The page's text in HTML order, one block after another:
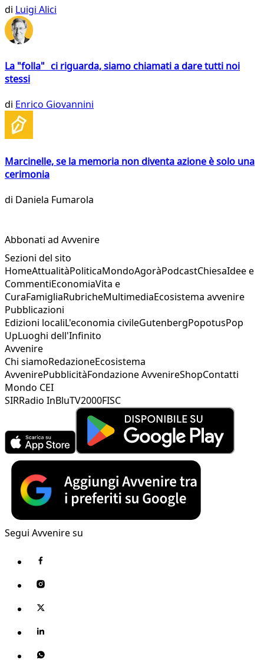
di Luigi Alici
La "folla" ci riguarda, siamo chiamati a dare tutti noi
stessi
di Enrico Giovannini
Marcinelle, se la memoria non diventa azione è solo una
cerimonia
di Daniela Fumarola
Abbonati ad Avvenire
Sezioni del sito
HomeAttualitàPoliticaMondoAgoràPodcastChiesaIdee e
CommentiEconomiaVita e
CuraFamigliaRubricheMultimediaEcosistema avvenire
Pubblicazioni
Edizioni localiL'economia civileGutenbergPopotusPop
UpLuoghi dell'Infinito
Avvenire
Chi siamoRedazioneEcosistema
AvvenirePubblicitàFondazione AvvenireShopContatti
Mondo CEI
SIRRadio InBluTV2000FISC
Segui Avvenire su